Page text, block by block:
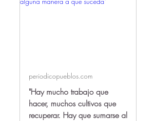
periodicopueblos.com
"Hay mucho trabajo que
hacer, muchos cultivos que
recuperar. Hay que sumarse al